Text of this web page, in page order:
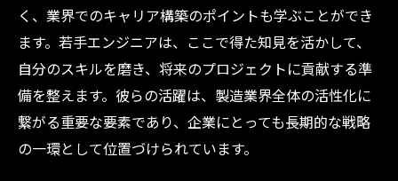
く、業界でのキャリア構築のポイントも学ぶことができ
ます。若手エンジニアは、ここで得た知見を活かして、
自分のスキルを磨き、将来のプロジェクトに貢献する準
備を整えます。彼らの活躍は、製造業界全体の活性化に
繋がる重要な要素であり、企業にとっても長期的な戦略
の一環として位置づけられています。